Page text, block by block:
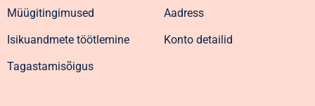
Müügitingimused
Isikuandmete töötlemine
Tagastamisõigus
Aadress
Konto detailid